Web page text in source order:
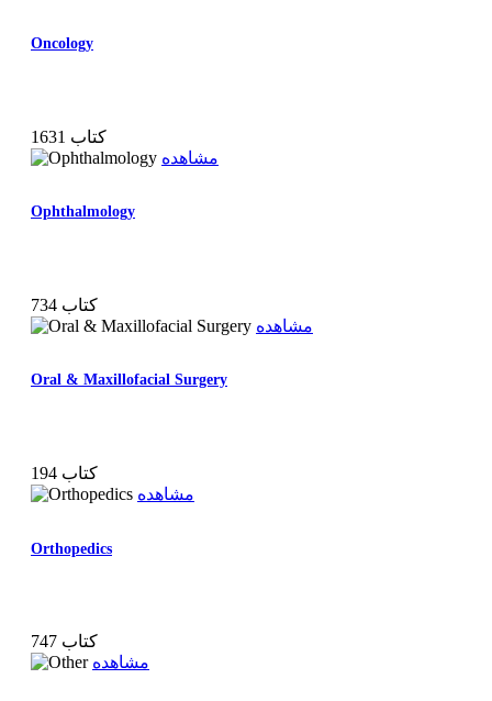
Oncology
1631 کتاب
مشاهده
Ophthalmology
734 کتاب
مشاهده
Oral & Maxillofacial Surgery
194 کتاب
مشاهده
Orthopedics
747 کتاب
مشاهده